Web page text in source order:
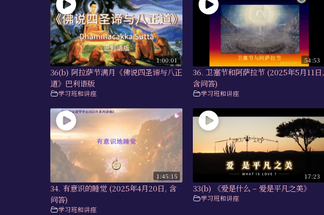
1:00:01
36(b) 阿拉萨节满月《佛说四圣谛与八正
道》巴利语版
学习班和讲座
54:53
36. 卫塞节和阿萨拉节 (2025年5月11日,
含问答)
学习班和讲座
1:45:15
34. 有意识的睡觉 (2025年4月20日, 含
问答)
学习班和讲座
17:23
33(b) 《爱是什么 – 爱是平凡之美》
学习班和讲座